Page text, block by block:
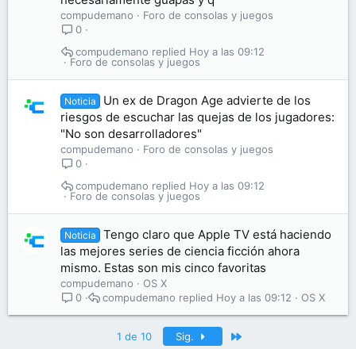
compudemano
Foro de consolas y juegos
0
Foro de consolas y juegos
Hoy a las 09:12
compudemano
Noticia
Un ex de Dragon Age advierte de los
riesgos de escuchar las quejas de los jugadores:
"No son desarrolladores"
compudemano
Foro de consolas y juegos
0
Foro de consolas y juegos
Hoy a las 09:12
compudemano
Noticia
Tengo claro que Apple TV está haciendo
las mejores series de ciencia ficción ahora
mismo. Estas son mis cinco favoritas
compudemano
OS X
0
OS X
Hoy a las 09:12
compudemano
1 de 10 Sig.